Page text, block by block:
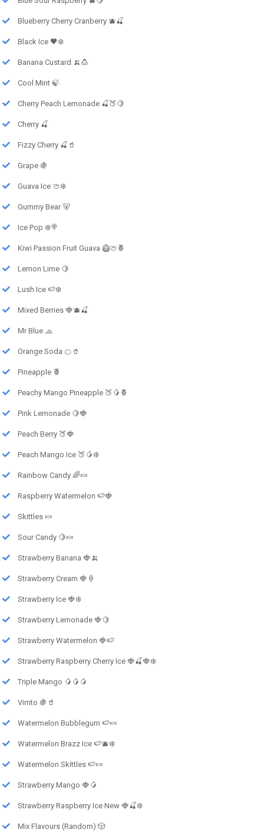
Blueberry Cherry Cranberry 🫐🍒
Black Ice 🖤❄️
Banana Custard 🍌🍮
Cool Mint 🍃
Cherry Peach Lemonade 🍒🍑🍋
Cherry 🍒
Fizzy Cherry 🍒🥤
Grape 🍇
Guava Ice 🍈❄️
Gummy Bear 🐻
Ice Pop ❄️🍭
Kiwi Passion Fruit Guava 🥝🍈🍍
Lemon Lime 🍋
Lush Ice 🍉❄️
Mixed Berries 🍓🫐🍒
Mr Blue 🧢
Orange Soda 🍊🥤
Pineapple 🍍
Peachy Mango Pineapple 🍑🥭🍍
Pink Lemonade 🍋🍓
Peach Berry 🍑🍓
Peach Mango Ice 🍑🥭❄️
Rainbow Candy 🌈🍬
Raspberry Watermelon 🍉🍓
Skittles 🍬
Sour Candy 🍋🍬
Strawberry Banana 🍓🍌
Strawberry Cream 🍓🍦
Strawberry Ice 🍓❄️
Strawberry Lemonade 🍓🍋
Strawberry Watermelon 🍓🍉
Strawberry Raspberry Cherry Ice 🍓🍒🍓❄️
Triple Mango 🥭🥭🥭
Vimto 🍇🥤
Watermelon Bubblegum 🍉🍬
Watermelon Brazz Ice 🍉🫐❄️
Watermelon Skittles 🍉🍬
Strawberry Mango 🍓🥭
Strawberry Raspberry Ice New 🍓🍒❄️
Mix Flavours (Random) 🎲